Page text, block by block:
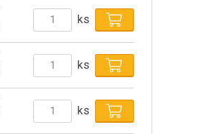
ks
ks
ks